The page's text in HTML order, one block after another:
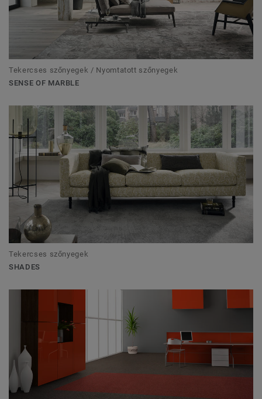
Tekercses szőnyegek / Nyomtatott szőnyegek
SENSE OF MARBLE
Tekercses szőnyegek
SHADES